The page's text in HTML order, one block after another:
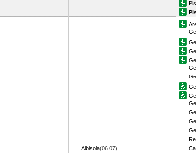
Albisola(06.07)